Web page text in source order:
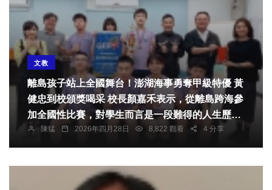
文教
離島孩子站上全國舞台！澎湖海事勇奪甲級特優 黃
健忠到校頒獎喝采 校長顏嘉禾表示，從離島跨海參
加全國性比賽，對學生而言是一段難得的人生歷
程。每一個動作的背後，都是反覆練習與堅持不放
棄的累積，看見孩子們在舞台上展現自信、綻放光
陳猛 2026年四月28日 8,822 觀看 4 分享